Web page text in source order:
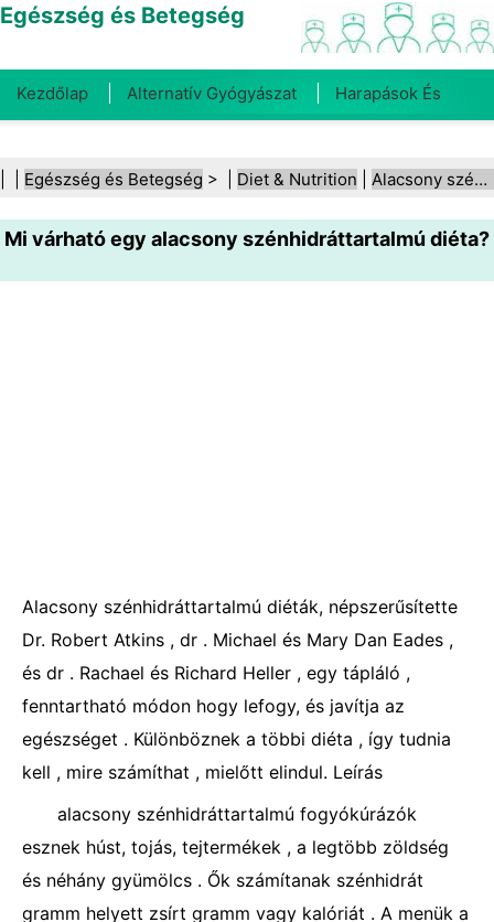
Egészség és Betegség
Kezdőlap Alternatív Gyógyászat Harapások És
Fogegészség Diéta És Táplálkozás Családi
Egészség Egészségügyi Ágazat Mentális Egészség
Közegészségügy És Biztonság Sebészet És
Egészség és Betegség > | Diet & Nutrition Alacsony szénhidráttartalmú diéták
Mi várható egy alacsony szénhidráttartalmú diéta?
Alacsony szénhidráttartalmú diéták, népszerűsítette
Dr. Robert Atkins , dr . Michael és Mary Dan Eades ,
és dr . Rachael és Richard Heller , egy tápláló ,
fenntartható módon hogy lefogy, és javítja az
egészséget . Különböznek a többi diéta , így tudnia
kell , mire számíthat , mielőtt elindul. Leírás
alacsony szénhidráttartalmú fogyókúrázók
esznek húst, tojás, tejtermékek , a legtöbb zöldség
és néhány gyümölcs . Ők számítanak szénhidrát
gramm helyett zsírt gramm vagy kalóriát . A menük a